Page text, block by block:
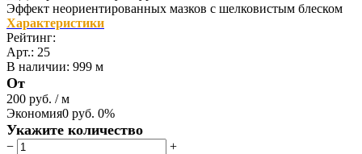
Эффект неориентированных мазков с шелковистым блеском
Характеристики
Рейтинг:
Арт.: 25
В наличии: 999 м
От
200 руб. / м
Экономия0 руб. 0%
Укажите количество
−
+